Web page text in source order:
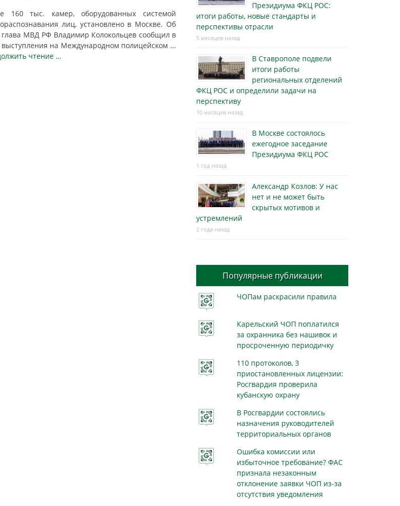
160 тыс. камер, оборудованных системой
лиц, установлено в Москве. Об
глава МВД РФ Владимир Колокольцев сообщил в
выступления на Международном полицейском …
чтение …
Президиума ФКЦ РОС:
итоги работы, новые стандарты и
перспективы отрасли
5 месяцев назад
В Ставрополе подвели
итоги работы
региональных отделений
ФКЦ РОС и определили задачи на
перспективу
10 месяцев назад
В Москве состоялось
ежегодное заседание
Президиума ФКЦ РОС
1 год назад
Александр Козлов: У нас
нет и не может быть
скрытых мотивов и
устремлений
2 года назад
Популярные публикации
ЧОПам раскрасили правила
Карельский ЧОП поплатился
за охранника без нашивок и
просроченную периодичку
110 протоколов, 3
приостановленных лицензии:
Росгвардия проверила
кубанскую охрану
В Росгвардии состоялись
назначения руководителей
территориальных органов
Ошибка комиссии или
избыточное требование? ФАС
признала незаконным
отклонение заявки ЧОП из-за
отсутствия уведомления